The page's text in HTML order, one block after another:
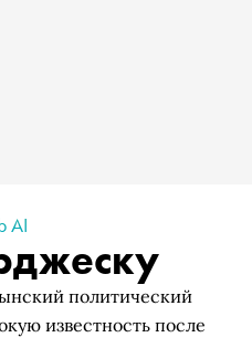
AI
политический
известность после